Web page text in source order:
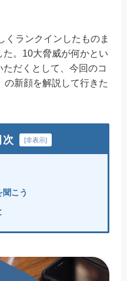
くランクインしたものま
。10大脅威が何かとい
だくとして、今回のコ
の新顔を解説して行きた
次 [非表示]
こう